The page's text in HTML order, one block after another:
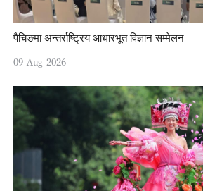
पैचिङमा अन्तर्राष्ट्रिय आधारभूत विज्ञान सम्मेलन
09-Aug-2026